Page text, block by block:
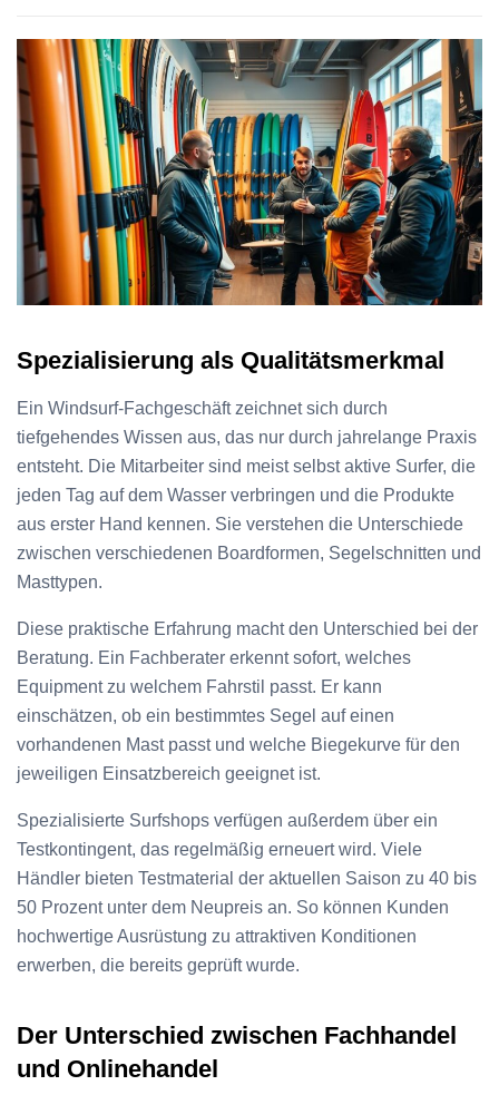
Spezialisierung als Qualitätsmerkmal
Ein Windsurf-Fachgeschäft zeichnet sich durch
tiefgehendes Wissen aus, das nur durch jahrelange Praxis
entsteht. Die Mitarbeiter sind meist selbst aktive Surfer, die
jeden Tag auf dem Wasser verbringen und die Produkte
aus erster Hand kennen. Sie verstehen die Unterschiede
zwischen verschiedenen Boardformen, Segelschnitten und
Masttypen.
Diese praktische Erfahrung macht den Unterschied bei der
Beratung. Ein Fachberater erkennt sofort, welches
Equipment zu welchem Fahrstil passt. Er kann
einschätzen, ob ein bestimmtes Segel auf einen
vorhandenen Mast passt und welche Biegekurve für den
jeweiligen Einsatzbereich geeignet ist.
Spezialisierte Surfshops verfügen außerdem über ein
Testkontingent, das regelmäßig erneuert wird. Viele
Händler bieten Testmaterial der aktuellen Saison zu 40 bis
50 Prozent unter dem Neupreis an. So können Kunden
hochwertige Ausrüstung zu attraktiven Konditionen
erwerben, die bereits geprüft wurde.
Der Unterschied zwischen Fachhandel
und Onlinehandel